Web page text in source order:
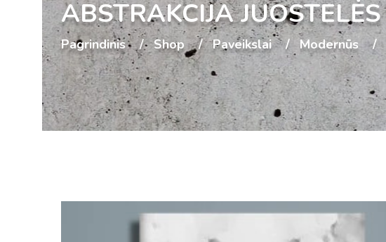
ABSTRAKCIJA JUOSTELĖS
Pagrindinis Shop Paveikslai Modernūs